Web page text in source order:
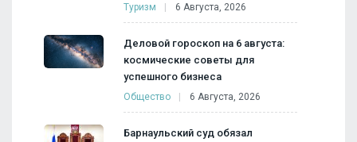
Туризм 6 Августа, 2026
Деловой гороскоп на 6 августа:
космические советы для
успешного бизнеса
Общество 6 Августа, 2026
Барнаульский суд обязал